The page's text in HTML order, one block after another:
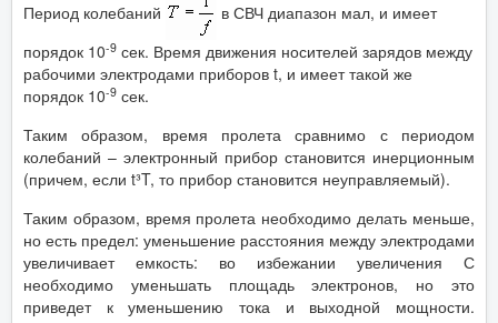
Период колебаний
в СВЧ диапазон мал, и имеет
порядок 10-9 сек. Время движения носителей зарядов между
рабочими электродами приборов t, и имеет такой же
порядок 10-9 сек.
Таким образом, время пролета сравнимо с периодом
колебаний – электронный прибор становится инерционным
(причем, если t³T, то прибор становится неуправляемый).
Таким образом, время пролета необходимо делать меньше,
но есть предел: уменьшение расстояния между электродами
увеличивает емкость: во избежании увеличения С
необходимо уменьшать площадь электронов, но это
приведет к уменьшению тока и выходной мощности.